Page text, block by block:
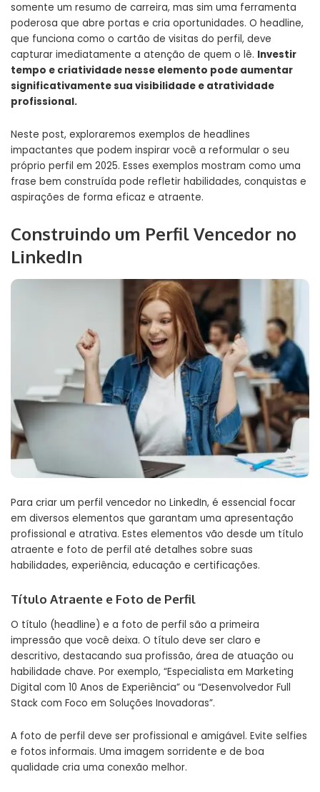
somente um resumo de carreira, mas sim uma ferramenta
poderosa que abre portas e cria oportunidades. O headline,
que funciona como o cartão de visitas do perfil, deve
capturar imediatamente a atenção de quem o lê. Investir
tempo e criatividade nesse elemento pode aumentar
significativamente sua visibilidade e atratividade
profissional.
Neste post, exploraremos exemplos de headlines
impactantes que podem inspirar você a reformular o seu
próprio perfil em 2025. Esses exemplos mostram como uma
frase bem construída pode refletir habilidades, conquistas e
aspirações de forma eficaz e atraente.
Construindo um Perfil Vencedor no
LinkedIn
Para criar um perfil vencedor no LinkedIn, é essencial focar
em diversos elementos que garantam uma apresentação
profissional e atrativa. Estes elementos vão desde um título
atraente e foto de perfil até detalhes sobre suas
habilidades, experiência, educação e certificações.
Título Atraente e Foto de Perfil
O título (headline) e a foto de perfil são a primeira
impressão que você deixa. O título deve ser claro e
descritivo, destacando sua profissão, área de atuação ou
habilidade chave. Por exemplo, “Especialista em Marketing
Digital com 10 Anos de Experiência” ou “Desenvolvedor Full
Stack com Foco em Soluções Inovadoras”.
A foto de perfil deve ser profissional e amigável. Evite selfies
e fotos informais. Uma imagem sorridente e de boa
qualidade cria uma conexão melhor.